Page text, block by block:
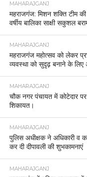
MAHARAJGANJ
महराजगंज: मिशन शक्ति टीम की
वर्षीय बालिका साक्षी सकुशल
MAHARAJGANJ
महराजगंज महोत्सव को लेकर
व्यवस्था को सुदृढ़ बनाने के लिए
MAHARAJGANJ
चौक नगर पंचायत में कोटेदार पर
शिकायत।
MAHARAJGANJ
पुलिस अधीक्षक ने अधिकारी व
कर दी दीपावली की शुभकामनाएं
MAHARAJGANJ